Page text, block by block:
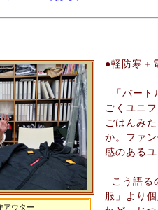
アウター
●軽防寒＋
「バート
ごくユニ
ごはんみ
か。ファ
感のある
こう語る
服」より